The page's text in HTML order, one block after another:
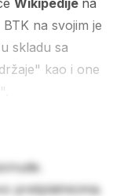
BTK na svojim je
skladu sa
kao i one
pretplatnicima.